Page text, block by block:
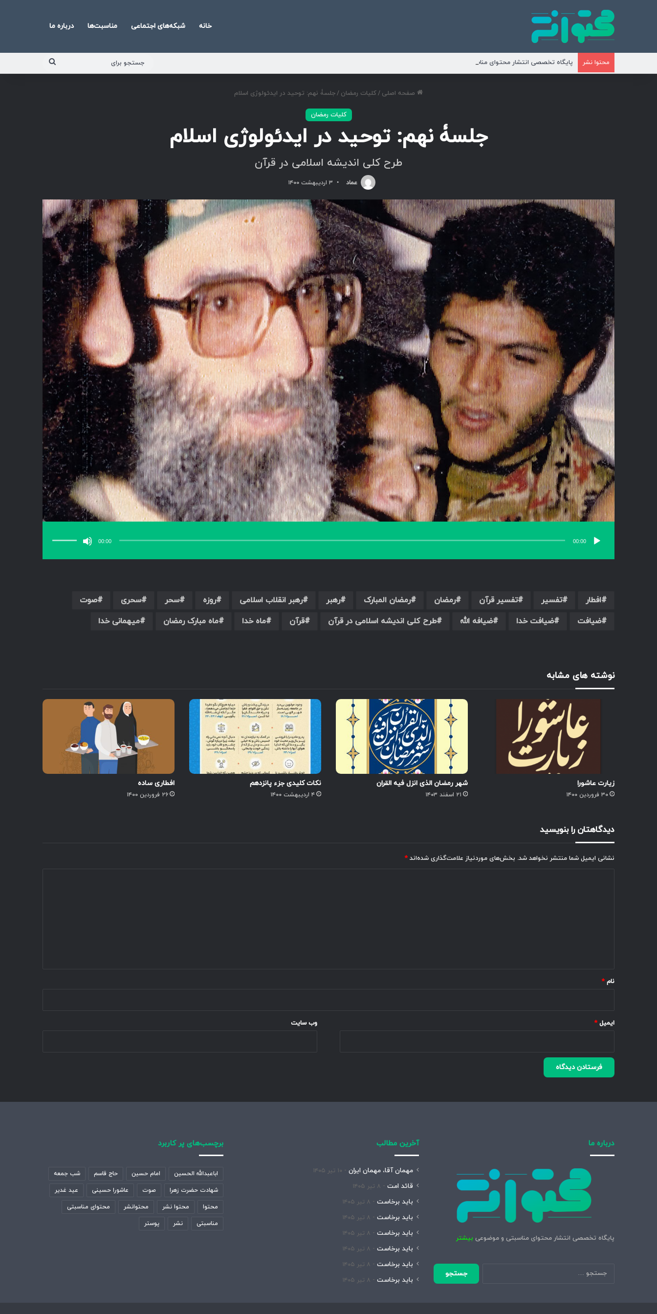
خانه شبکه‌های اجتماعی مناسبت‌ها درباره ما
محتوا نشر پایگاه تخصصی انتشار محتوای مناسبتی و موضوعی
صفحه اصلی /کلیات رمضان /جلسۀ نهم: توحید در ایدئولوژی اسلام
کلیات رمضان
جلسۀ نهم: توحید در ایدئولوژی اسلام
طرح کلی اندیشه اسلامی در قرآن
عماد ۳ اردیبهشت ۱۴۰۰
پخش‌کننده
صوت
00:00
00:00
کاهش
افطار تفسیر تفسیر قرآن رمضان رمضان المبارک رهبر رهبر انقلاب اسلامی روزه سحر سحری
صوت
ضیافت
ضیافت خدا ضیافه الله طرح کلی اندیشه اسلامی در قرآن قرآن ماه خدا ماه مبارک رمضان میهمانی خدا
نوشته های مشابه
زیارت عاشورا
۳۰ فروردین ۱۴۰۰
شهر رمضان الذی انزل فیه القران
۲۱ اسفند ۱۴۰۳
نکات کلیدی جزء پانزدهم
۴ اردیبهشت ۱۴۰۰
افطاری ساده
۲۶ فروردین ۱۴۰۰
دیدگاهتان را بنویسید
نشانی ایمیل شما منتشر نخواهد شد. بخش‌های موردنیاز علامت‌گذاری شده‌اند *
نام *
ایمیل * وب‌ سایت
درباره ما
پایگاه تخصصی انتشار محتوای مناسبتی و موضوعی بیشتر
جستجو
برای:
آخرین مطالب
مهمان آقا، مهمان ایران ۱۰ تیر ۱۴۰۵
قائد امت ۸ تیر ۱۴۰۵
باید برخاست ۸ تیر ۱۴۰۵
باید برخاست ۸ تیر ۱۴۰۵
باید برخاست ۸ تیر ۱۴۰۵
باید برخاست ۸ تیر ۱۴۰۵
باید برخاست ۸ تیر ۱۴۰۵
باید برخاست ۸ تیر ۱۴۰۵
برچسب‌های پر کاربرد
اباعبدالله الحسین امام حسین حاج قاسم شب جمعه
شهادت حضرت زهرا صوت عاشورا حسینی عید غدیر
محتوا محتوا نشر محتوانشر محتوای مناسبتی
مناسبتی نشر پوستر